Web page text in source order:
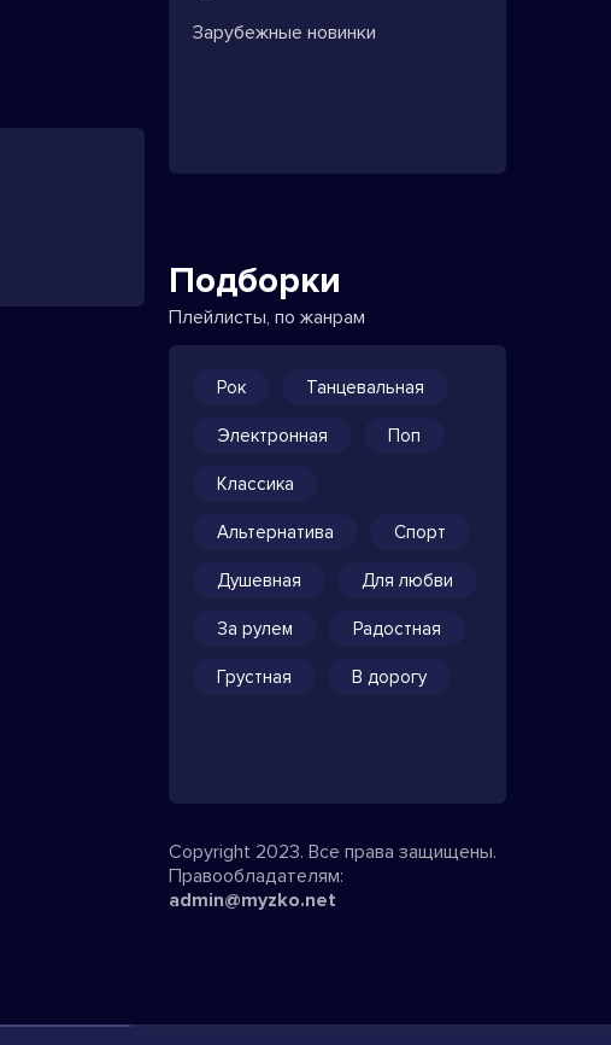
Зарубежные новинки
Подборки
Плейлисты, по жанрам
Рок Танцевальная
Электронная Поп
Классика
Альтернатива Спорт
Душевная Для любви
За рулем Радостная
Грустная В дорогу
Copyright 2023. Все права защищены.
Правообладателям:
admin@myzko.net